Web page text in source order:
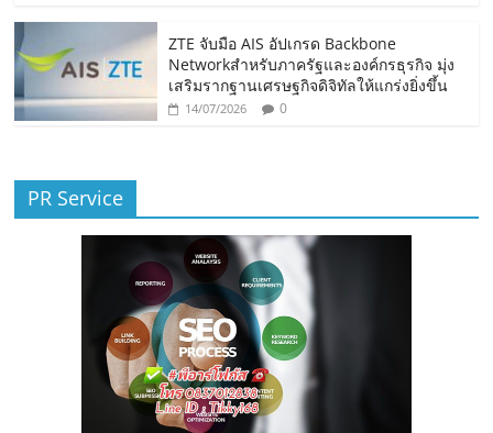
ZTE จับมือ AIS อัปเกรด Backbone
Networkสำหรับภาครัฐและองค์กรธุรกิจ มุ่ง
เสริมรากฐานเศรษฐกิจดิจิทัลให้แกร่งยิ่งขึ้น
14/07/2026 0
PR Service